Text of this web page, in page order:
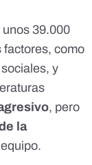
39.000
factores, como
y
, pero
la